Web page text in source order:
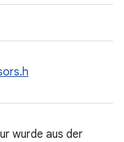
wurde aus der